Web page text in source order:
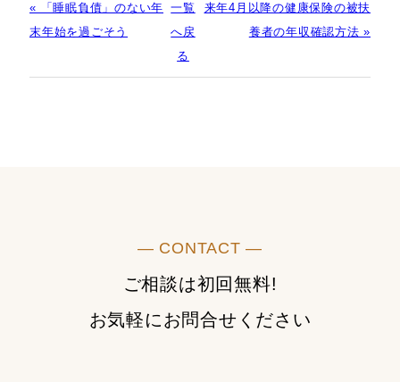
« 「睡眠負債」のない年
末年始を過ごそう
一覧
へ戻
る
来年4月以降の健康保険の被扶
養者の年収確認方法 »
― CONTACT ―
ご相談は初回無料!
お気軽にお問合せください